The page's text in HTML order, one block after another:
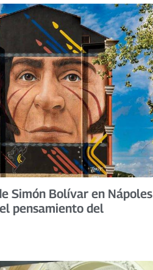
Simón Bolívar en Nápoles
pensamiento del